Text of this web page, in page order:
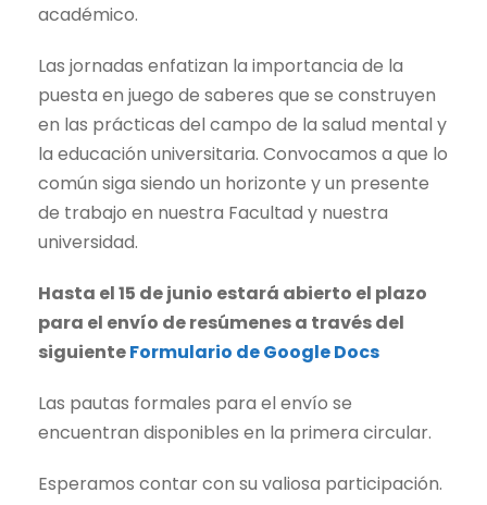
académico.
Las jornadas enfatizan la importancia de la
puesta en juego de saberes que se construyen
en las prácticas del campo de la salud mental y
la educación universitaria. Convocamos a que lo
común siga siendo un horizonte y un presente
de trabajo en nuestra Facultad y nuestra
universidad.
Hasta el 15 de junio estará abierto el plazo
para el envío de resúmenes a través del
siguienteFormulario de Google Docs
Las pautas formales para el envío se
encuentran disponibles en la primera circular.
Esperamos contar con su valiosa participación.